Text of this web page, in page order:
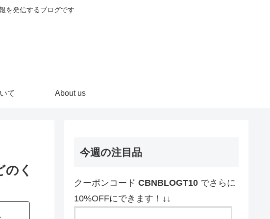
を発信するブログです
て About us
く
今週の注目品
クーポンコード CBNBLOGT10 でさらに
10%OFFにできます！↓↓